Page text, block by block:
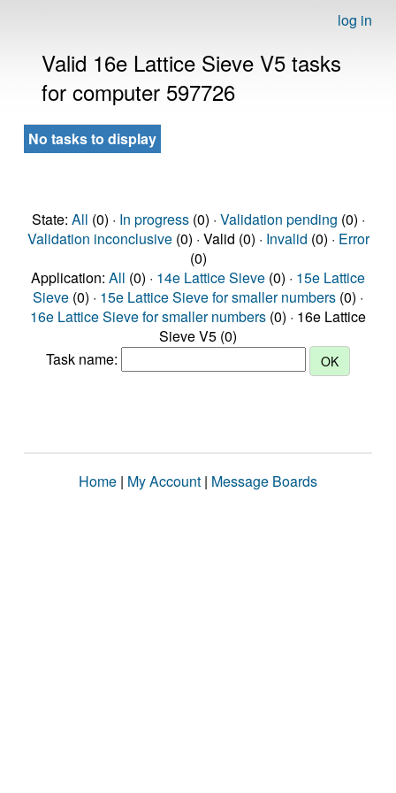
log in
Valid 16e Lattice Sieve V5 tasks
for computer 597726
No tasks to display
State: All (0) · In progress(0) · Validation pending (0) ·
Validation inconclusive(0) · Valid (0) · Invalid (0) · Error
(0)
Application: All (0) · 14e Lattice Sieve (0) · 15e Lattice
Sieve (0) · 15e Lattice Sieve for smaller numbers (0) ·
16e Lattice Sieve for smaller numbers (0) · 16e Lattice
Sieve V5 (0)
Task name:
Home | My Account | Message Boards